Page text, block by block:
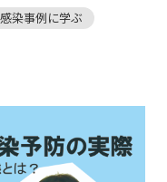
染事例に学ぶ